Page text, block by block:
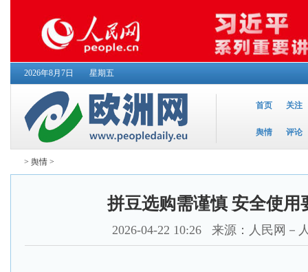
2026年8月7日 星期五
首页 关注
舆情 评论
> 舆情 >
拼豆选购需谨慎 安全使用
2026-04-22 10:26 来源：人民网－